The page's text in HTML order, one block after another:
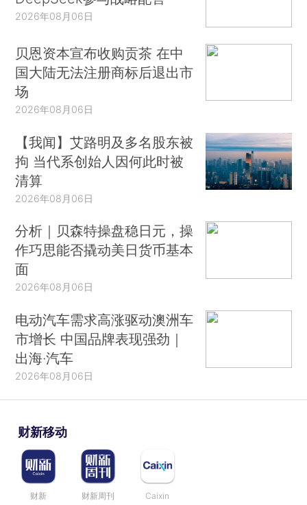
2026年08月06日
贝恩资本宣布收购贡茶 在中
国大陆无法注册商标后退出市
场
2026年08月06日
【我闻】艾路明及多名股东被
拘 当代系创始人因何此时被
清算
2026年08月06日
分析｜贝森特操盘稳日元，操
作巧思能否撬动美日货币基本
面
2026年08月06日
电动汽车需求高涨驱动澳洲车
市增长 中国品牌表现强劲｜
出海·汽车
2026年08月06日
财新移动
财新 财新周刊 Caixin